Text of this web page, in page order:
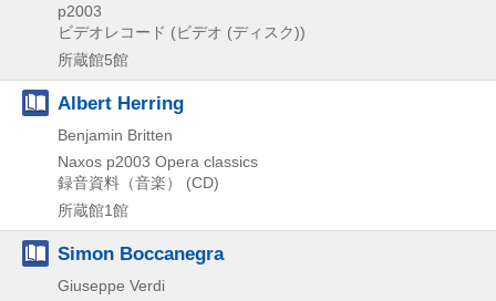
p2003
ビデオレコード (ビデオ (ディスク))
所蔵館5館
Albert Herring
Benjamin Britten
Naxos p2003 Opera classics
録音資料（音楽） (CD)
所蔵館1館
Simon Boccanegra
Giuseppe Verdi